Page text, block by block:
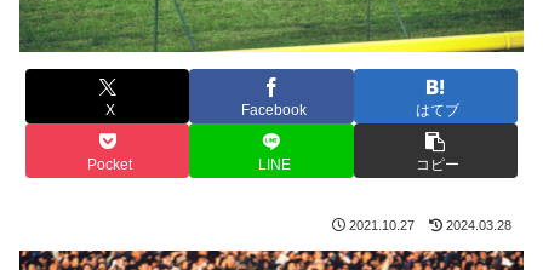
X Facebook はてブ
Pocket LINE コピー
2021.10.27 2024.03.28